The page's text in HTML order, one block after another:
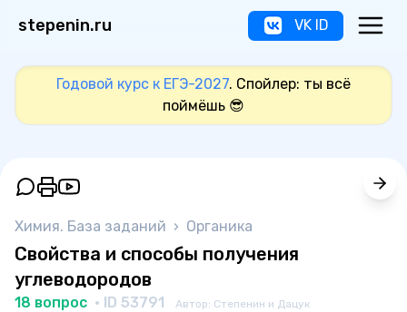
stepenin.ru VK ID
Годовой курс к ЕГЭ-2027. Спойлер: ты всё
поймёшь 😎
Химия. База заданий › Органика
Свойства и способы получения
углеводородов
18 вопрос · ID 53791 Автор: Степенин и Дацук